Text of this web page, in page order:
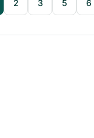
2 3 5 6